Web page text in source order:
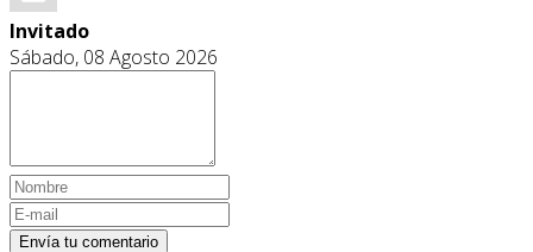
Invitado
Sábado, 08 Agosto 2026
Envía tu comentario